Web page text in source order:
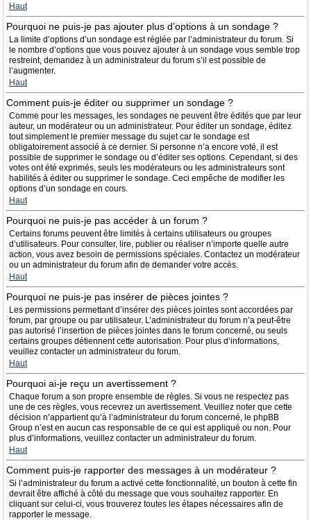
Haut
Pourquoi ne puis-je pas ajouter plus d’options à un sondage ?
La limite d’options d’un sondage est réglée par l’administrateur du forum. Si
le nombre d’options que vous pouvez ajouter à un sondage vous semble trop
restreint, demandez à un administrateur du forum s’il est possible de
l’augmenter.
Haut
Comment puis-je éditer ou supprimer un sondage ?
Comme pour les messages, les sondages ne peuvent être édités que par leur
auteur, un modérateur ou un administrateur. Pour éditer un sondage, éditez
tout simplement le premier message du sujet car le sondage est
obligatoirement associé à ce dernier. Si personne n’a encore voté, il est
possible de supprimer le sondage ou d’éditer ses options. Cependant, si des
votes ont été exprimés, seuls les modérateurs ou les administrateurs sont
habilités à éditer ou supprimer le sondage. Ceci empêche de modifier les
options d’un sondage en cours.
Haut
Pourquoi ne puis-je pas accéder à un forum ?
Certains forums peuvent être limités à certains utilisateurs ou groupes
d’utilisateurs. Pour consulter, lire, publier ou réaliser n’importe quelle autre
action, vous avez besoin de permissions spéciales. Contactez un modérateur
ou un administrateur du forum afin de demander votre accès.
Haut
Pourquoi ne puis-je pas insérer de pièces jointes ?
Les permissions permettant d’insérer des pièces jointes sont accordées par
forum, par groupe ou par utilisateur. L’administrateur du forum n’a peut-être
pas autorisé l’insertion de pièces jointes dans le forum concerné, ou seuls
certains groupes détiennent cette autorisation. Pour plus d’informations,
veuillez contacter un administrateur du forum.
Haut
Pourquoi ai-je reçu un avertissement ?
Chaque forum a son propre ensemble de règles. Si vous ne respectez pas
une de ces règles, vous recevrez un avertissement. Veuillez noter que cette
décision n’appartient qu’à l’administrateur du forum concerné, le phpBB
Group n’est en aucun cas responsable de ce qui est appliqué ou non. Pour
plus d’informations, veuillez contacter un administrateur du forum.
Haut
Comment puis-je rapporter des messages à un modérateur ?
Si l’administrateur du forum a activé cette fonctionnalité, un bouton à cette fin
devrait être affiché à côté du message que vous souhaitez rapporter. En
cliquant sur celui-ci, vous trouverez toutes les étapes nécessaires afin de
rapporter le message.